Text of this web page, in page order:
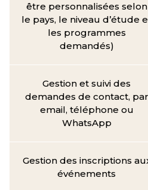
être personnalisées selon
le pays, le niveau d’étude
les programmes
demandés)
Gestion et suivi des
demandes de contact, par
email, téléphone ou
WhatsApp
Gestion des inscriptions
événements